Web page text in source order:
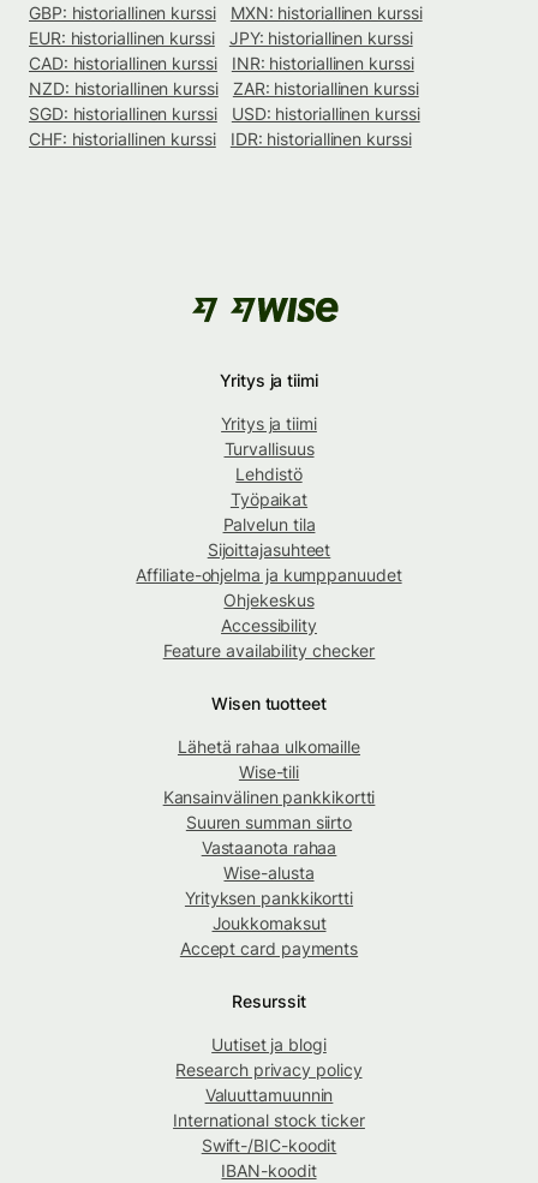
GBP: historiallinen kurssi
MXN: historiallinen kurssi
EUR: historiallinen kurssi
JPY: historiallinen kurssi
CAD: historiallinen kurssi
INR: historiallinen kurssi
NZD: historiallinen kurssi
ZAR: historiallinen kurssi
SGD: historiallinen kurssi
USD: historiallinen kurssi
CHF: historiallinen kurssi
IDR: historiallinen kurssi
Yritys ja tiimi
Yritys ja tiimi
Turvallisuus
Lehdistö
Työpaikat
Palvelun tila
Sijoittajasuhteet
Affiliate-ohjelma ja kumppanuudet
Ohjekeskus
Accessibility
Feature availability checker
Wisen tuotteet
Lähetä rahaa ulkomaille
Wise-tili
Kansainvälinen pankkikortti
Suuren summan siirto
Vastaanota rahaa
Wise-alusta
Yrityksen pankkikortti
Joukkomaksut
Accept card payments
Resurssit
Uutiset ja blogi
Research privacy policy
Valuuttamuunnin
International stock ticker
Swift-/BIC-koodit
IBAN-koodit